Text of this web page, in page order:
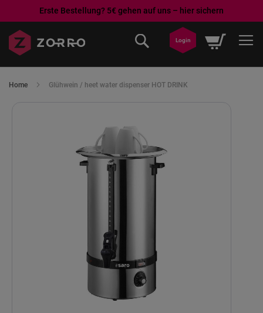
Erste Bestellung? 5€ gehen auf uns – hier sichern
naar
Login
Home Glühwein / heet water dispenser HOT DRINK